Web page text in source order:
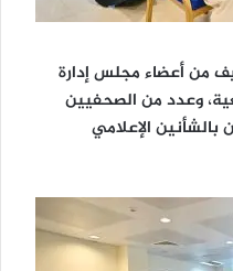
من أعضاء مجلس إدارة
وعدد من الصحفيين
بالشأنين الإعلامي